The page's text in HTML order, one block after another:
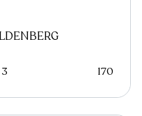
3 170